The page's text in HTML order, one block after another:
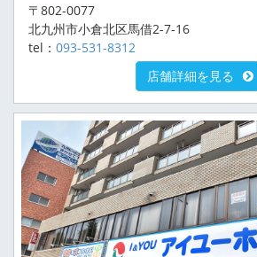
〒802-0077
北九州市小倉北区馬借2-7-16
tel： 093-531-8312
店舗詳細を見る